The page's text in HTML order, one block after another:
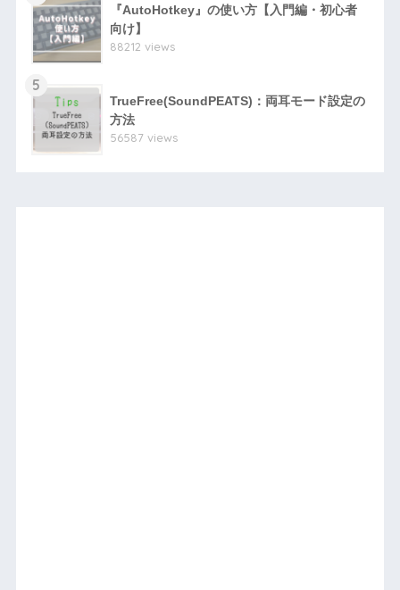
『AutoHotkey』の使い方【入門編・初心者
向け】
88212 views
5
TrueFree(SoundPEATS)：両耳モード設定の
方法
56587 views